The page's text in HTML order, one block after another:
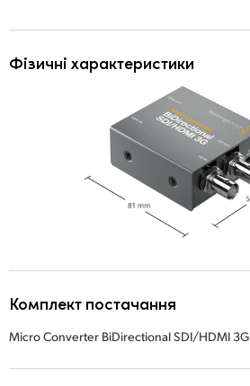
Фізичні характеристики
Комплект постачання
Micro Converter BiDirectional SDI/HDMI 3G